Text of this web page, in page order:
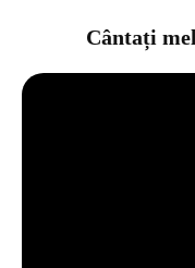
Cântați